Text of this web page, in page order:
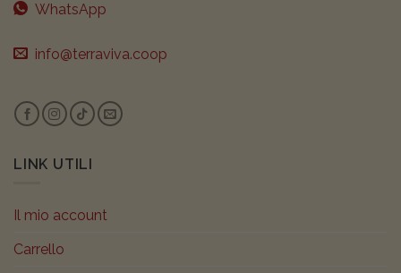
WhatsApp
info@terraviva.coop
LINK UTILI
Il mio account
Carrello